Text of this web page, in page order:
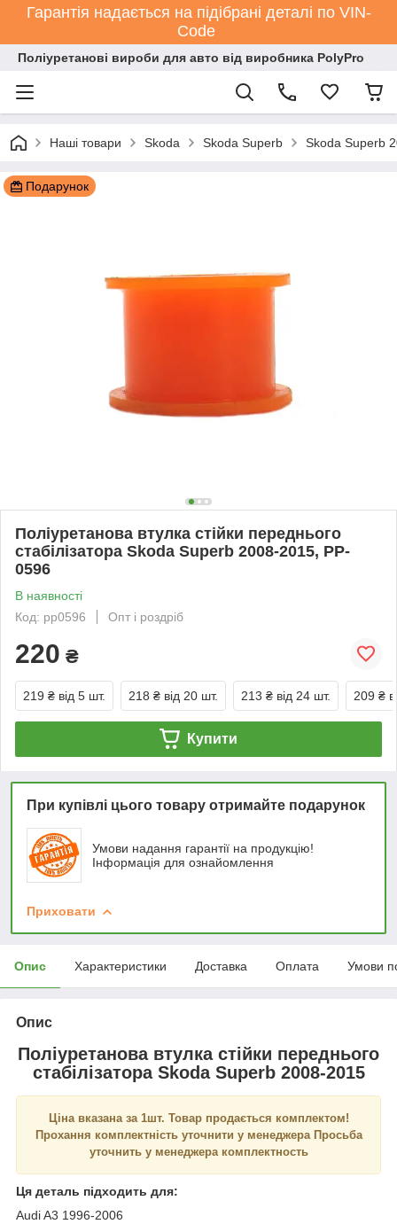
Гарантія надається на підібрані деталі по VIN-
Code
Поліуретанові вироби для авто від виробника PolyPro
Наші товари Skoda Skoda Superb Skoda Superb
Подарунок
Поліуретанова втулка стійки переднього
стабілізатора Skoda Superb 2008-2015, PP-
0596
В наявності
Код: pp0596
Опт і роздріб
220 ₴
219 ₴ від 5 шт. 218 ₴ від 20 шт. 213 ₴ від 24 шт. 209 ₴
Купити
При купівлі цього товару отримайте подарунок
Умови надання гарантії на продукцію!
Інформація для ознайомлення
Приховати
Опис Характеристики Доставка Оплата Умови
Опис
Поліуретанова втулка стійки переднього
стабілізатора Skoda Superb 2008-2015
Ціна вказана за 1шт. Товар продається комплектом!
Прохання комплектність уточнити у менеджера Просьба
уточнить у менеджера комплектность
Ця деталь підходить для:
Audi A3 1996-2006